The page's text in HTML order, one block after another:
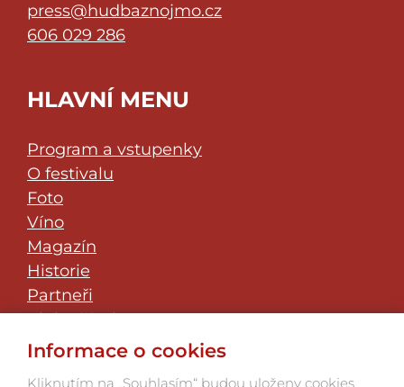
press@hudbaznojmo.cz
606 029 286
HLAVNÍ MENU
Program a vstupenky
O festivalu
Foto
Víno
Magazín
Historie
Partneři
Klub přátel
JazzFest Znojmo
Informace o cookies
Kliknutím na „Souhlasím“ budou uloženy cookies